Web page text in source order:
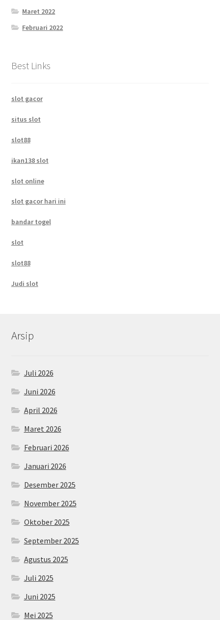
Maret 2022
Februari 2022
Best Links
slot gacor
situs slot
slot88
ikan138 slot
slot online
slot gacor hari ini
bandar togel
slot
slot88
Judi slot
Arsip
Juli 2026
Juni 2026
April 2026
Maret 2026
Februari 2026
Januari 2026
Desember 2025
November 2025
Oktober 2025
September 2025
Agustus 2025
Juli 2025
Juni 2025
Mei 2025